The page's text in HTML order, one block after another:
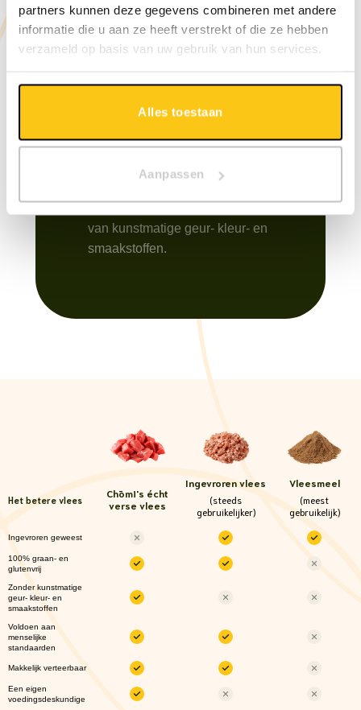
partners kunnen deze gegevens combineren met andere
informatie die u aan ze heeft verstrekt of die ze hebben
verzameld op basis van uw gebruik van hun services.
Alles toestaan
Aanpassen
Wij helpen je graag een pootje.
Vraag een gratis consult aan
met één van onze specialisten.
Zonder kunstmatige
ingrediënten
Aan onze producten wordt niet
van kunstmatige geur- kleur- en
smaakstoffen.
Het betere vlees
Chōmi's écht
verse vlees
Ingevroren vlees
(steeds
gebruikelijker)
Vleesmeel
(meest
gebruikelijk)
Ingevroren geweest
100% graan- en
glutenvrij
Zonder kunstmatige
geur- kleur- en
smaakstoffen
Voldoen aan
menselijke
standaarden
Makkelijk verteerbaar
Een eigen
voedingsdeskundige